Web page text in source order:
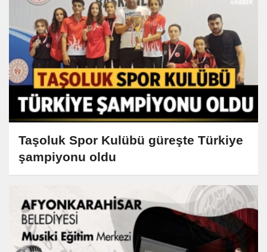
Taşoluk Spor Kulübü güreşte Türkiye
şampiyonu oldu